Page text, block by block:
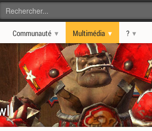
Communauté Multimédia ?